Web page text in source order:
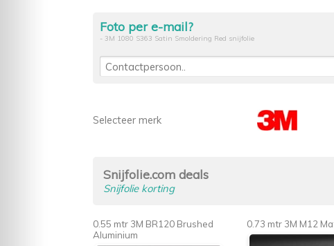
Foto per e-mail?
- 3M 1080 S363 Satin Smoldering Red snijfolie
Selecteer merk
Snijfolie.com deals
Snijfolie korting
0.55 mtr 3M BR120 Brushed
Aluminium
0.73 mtr 3M M12